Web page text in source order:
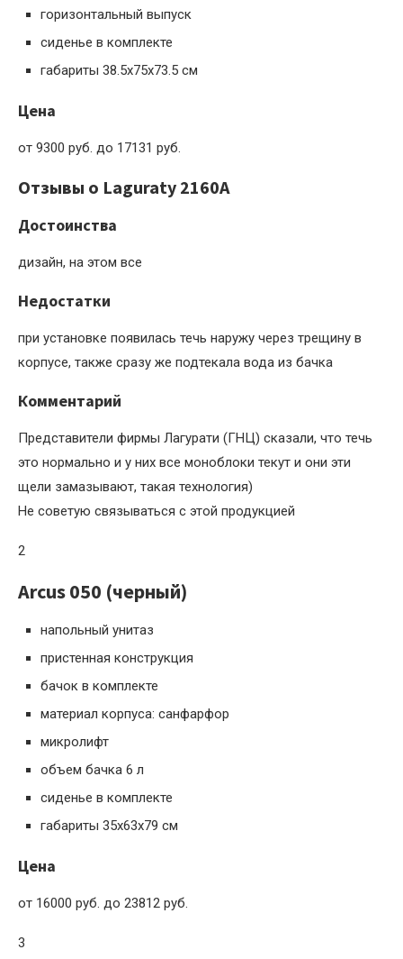
горизонтальный выпуск
сиденье в комплекте
габариты 38.5x75x73.5 см
Цена
от 9300 руб. до 17131 руб.
Отзывы о Laguraty 2160A
Достоинства
дизайн, на этом все
Недостатки
при установке появилась течь наружу через трещину в
корпусе, также сразу же подтекала вода из бачка
Комментарий
Представители фирмы Лагурати (ГНЦ) сказали, что течь
это нормально и у них все моноблоки текут и они эти
щели замазывают, такая технология)
Не советую связываться с этой продукцией
2
Arcus 050 (черный)
напольный унитаз
пристенная конструкция
бачок в комплекте
материал корпуса: санфарфор
микролифт
объем бачка 6 л
сиденье в комплекте
габариты 35x63x79 см
Цена
от 16000 руб. до 23812 руб.
3